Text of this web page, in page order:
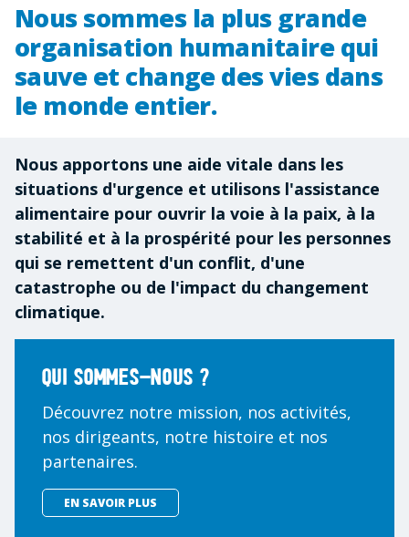
Nous sommes la plus grande
organisation humanitaire qui
sauve et change des vies dans
le monde entier.
Nous apportons une aide vitale dans les
situations d'urgence et utilisons l'assistance
alimentaire pour ouvrir la voie à la paix, à la
stabilité et à la prospérité pour les personnes
qui se remettent d'un conflit, d'une
catastrophe ou de l'impact du changement
climatique.
Qui sommes-nous ?
Découvrez notre mission, nos activités,
nos dirigeants, notre histoire et nos
partenaires.
EN SAVOIR PLUS